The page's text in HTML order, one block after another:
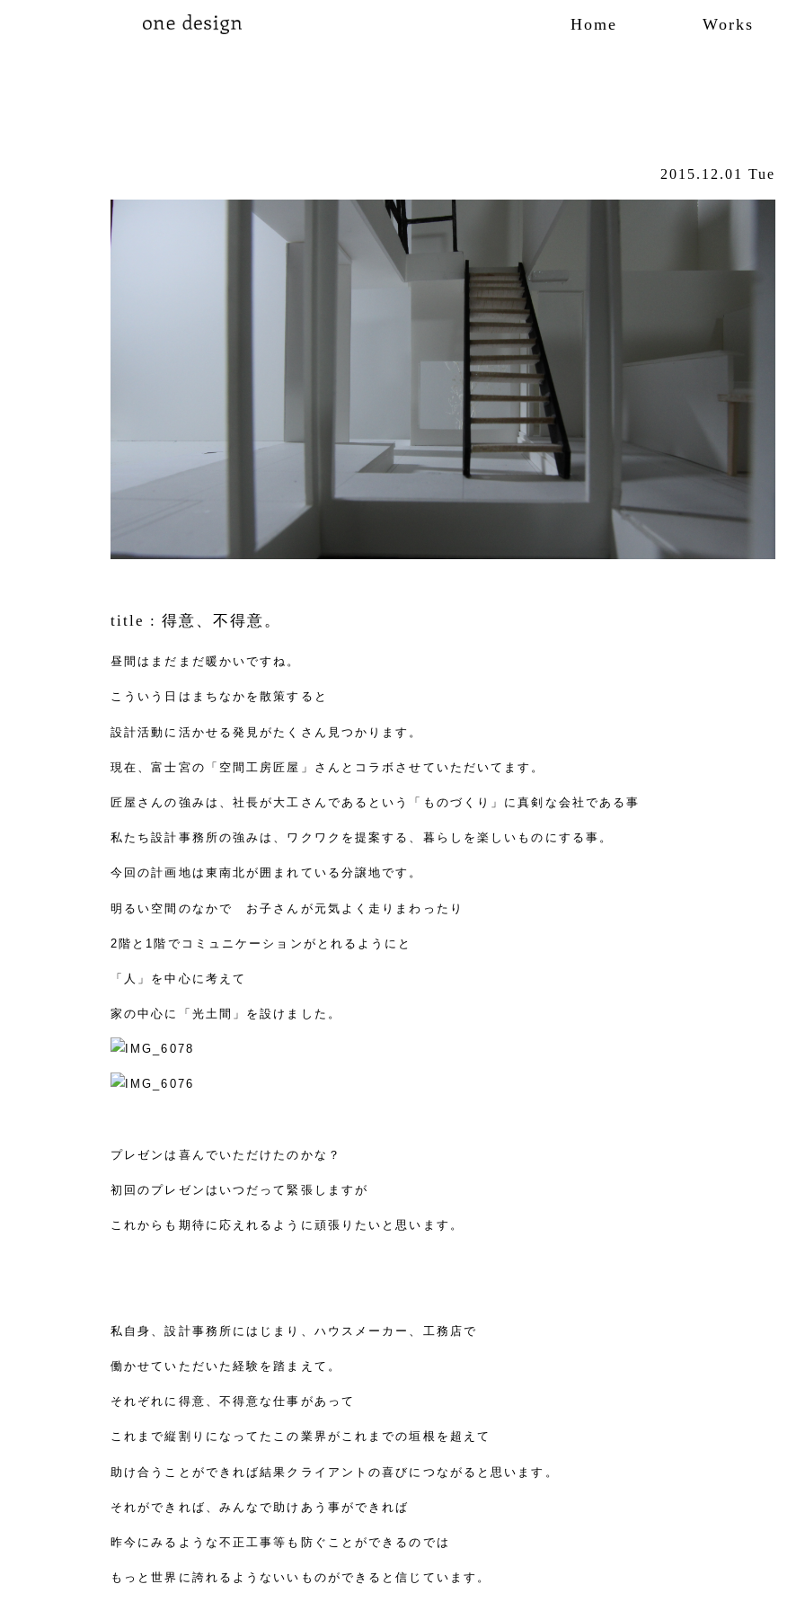
Home Works
2015.12.01 Tue
title : 得意、不得意。
昼間はまだまだ暖かいですね。
こういう日はまちなかを散策すると
設計活動に活かせる発見がたくさん見つかります。
現在、富士宮の 「空間工房匠屋」 さんとコラボさせていただいてます。
匠屋さんの強みは、社長が大工さんであるという「ものづくり」に真剣な会社である事
私たち設計事務所の強みは、ワクワクを提案する、暮らしを楽しいものにする事。
今回の計画地は東南北が囲まれている分譲地です。
明るい空間のなかで お子さんが元気よく走りまわったり
2階と1階でコミュニケーションがとれるようにと
「人」を中心に考えて
家の中心に「光土間」を設けました。
プレゼンは喜んでいただけたのかな？
初回のプレゼンはいつだって緊張しますが
これからも期待に応えれるように頑張りたいと思います。
私自身、設計事務所にはじまり、ハウスメーカー、工務店で
働かせていただいた経験を踏まえて。
それぞれに得意、不得意な仕事があって
これまで縦割りになってたこの業界がこれまでの垣根を超えて
助け合うことができれば結果クライアントの喜びにつながると思います。
それができれば、みんなで助けあう事ができれば
昨今にみるような不正工事等も防ぐことができるのでは
もっと世界に誇れるようないいものができると信じています。